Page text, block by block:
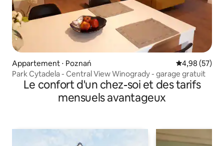
Appartement ⋅ Poznań Évaluation
4,98 (57)
Park Cytadela - Central View Winogrady - garage gratuit
Le confort d'un chez-soi et des tarifs
mensuels avantageux